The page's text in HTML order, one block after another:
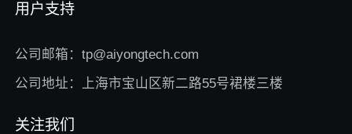
用户支持
公司邮箱：tp@aiyongtech.com
公司地址：上海市宝山区新二路55号裙楼三楼
关注我们